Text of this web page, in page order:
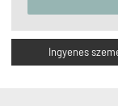
Ingyenes